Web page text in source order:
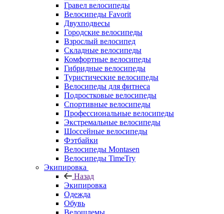
Гравел велосипеды
Велосипеды Favorit
Двухподвесы
Городские велосипеды
Взрослый велосипед
Складные велосипеды
Комфортные велосипеды
Гибридные велосипеды
Туристические велосипеды
Велосипеды для фитнеса
Подростковые велосипеды
Спортивные велосипеды
Профессиональные велосипеды
Экстремальные велосипеды
Шоссейные велосипеды
Фэтбайки
Велосипеды Montasen
Велосипеды TimeTry
Экипировка
Назад
Экипировка
Одежда
Обувь
Велошлемы